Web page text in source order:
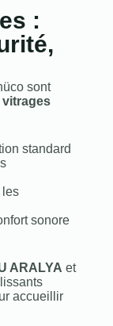
:
sont
vitrages
standard
sonore
ARALYA et
accueillir